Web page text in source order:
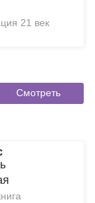
21 век
Смотреть